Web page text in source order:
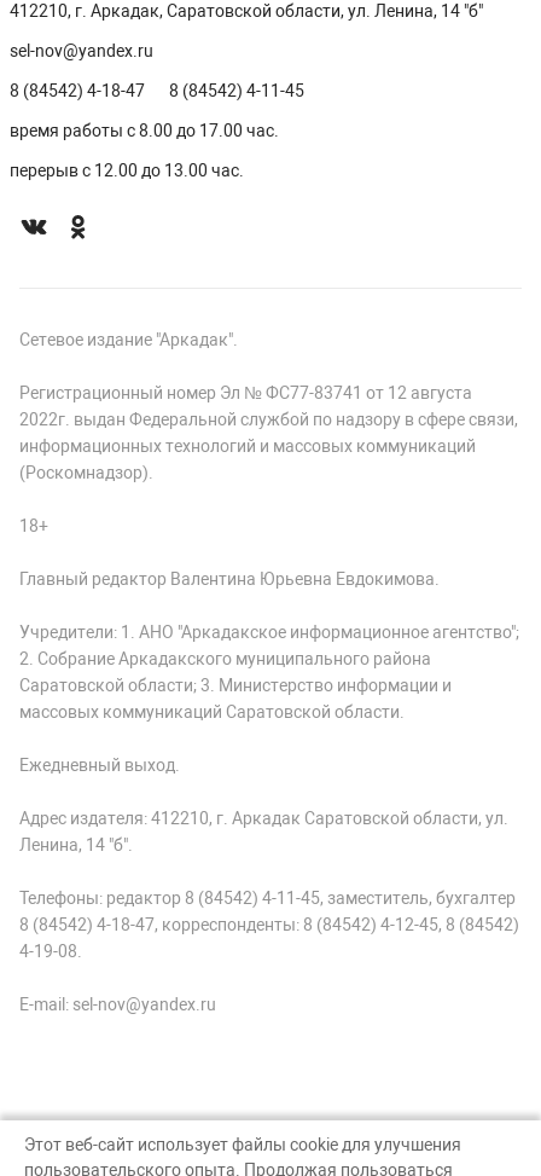
412210, г. Аркадак, Саратовской области, ул. Ленина, 14 "б"
sel-nov@yandex.ru
8 (84542) 4-18-47 8 (84542) 4-11-45
время работы с 8.00 до 17.00 час.
перерыв с 12.00 до 13.00 час.
Сетевое издание "Аркадак".
Регистрационный номер Эл № ФС77-83741 от 12 августа
2022г. выдан Федеральной службой по надзору в сфере связи,
информационных технологий и массовых коммуникаций
(Роскомнадзор).
18+
Главный редактор Валентина Юрьевна Евдокимова.
Учредители: 1. АНО "Аркадакское информационное агентство";
2. Собрание Аркадакского муниципального района
Саратовской области; 3. Министерство информации и
массовых коммуникаций Саратовской области.
Ежедневный выход.
Адрес издателя: 412210, г. Аркадак Саратовской области, ул.
Ленина, 14 "б".
Телефоны: редактор 8 (84542) 4-11-45, заместитель, бухгалтер
8 (84542) 4-18-47, корреспонденты: 8 (84542) 4-12-45, 8 (84542)
4-19-08.
E-mail: sel-nov@yandex.ru
Этот веб-сайт использует файлы cookie для улучшения
пользовательского опыта. Продолжая пользоваться